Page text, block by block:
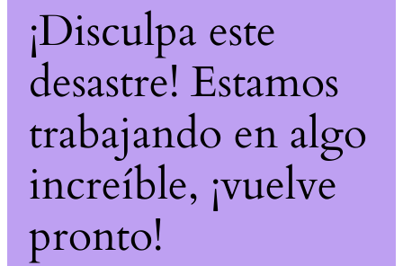
¡Disculpa este
desastre! Estamos
trabajando en algo
increíble, ¡vuelve
pronto!